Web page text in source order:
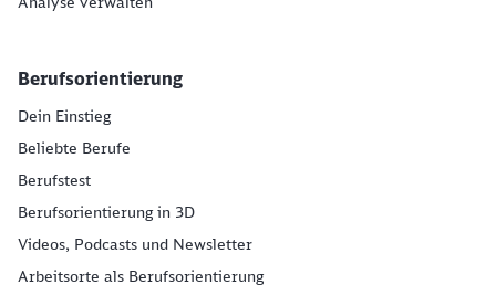
Berufsorientierung
Dein Einstieg
Beliebte Berufe
Berufstest
Berufsorientierung in 3D
Videos, Podcasts und Newsletter
Arbeitsorte als Berufsorientierung